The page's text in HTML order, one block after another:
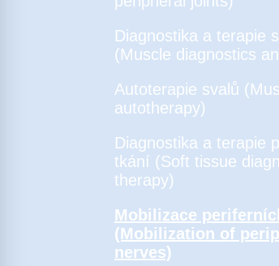
Diagnostika a terapie
(Muscle diagnostics
Autoterapie svalů
autotherapy)
Diagnostika a terapie
tkání (Soft tissue
therapy)
Mobilizace
(Mobilization of
nerves)